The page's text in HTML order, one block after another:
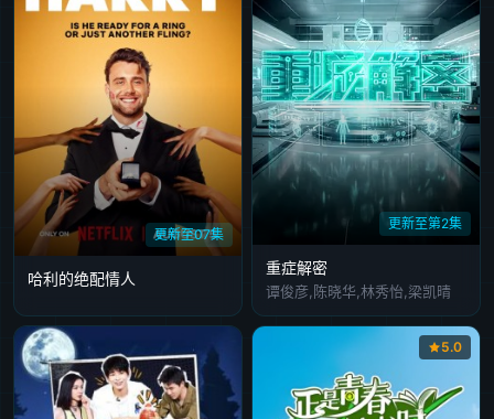
更新至07集
哈利的绝配情人
更新至第2集
重症解密
谭俊彦,陈晓华,林秀怡,梁凯晴
5.0